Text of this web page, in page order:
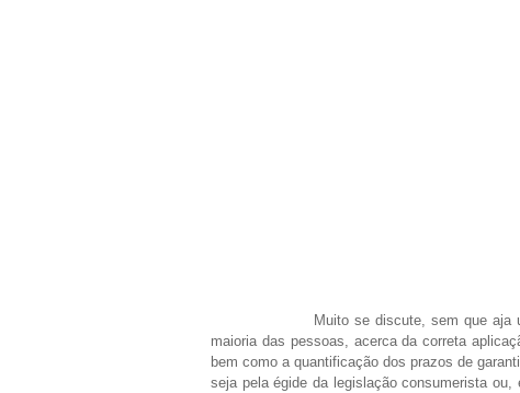
Muito se discute, sem que aja
maioria das pessoas, acerca da correta
bem como a quantificação dos prazos de
seja pela égide da legislação consumerista